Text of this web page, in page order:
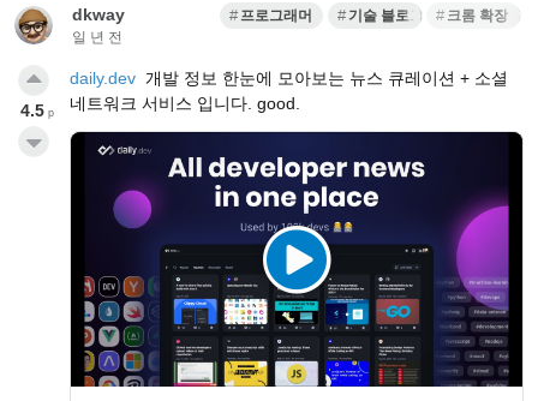
dkway
일 년 전
프로그래머 기술 블로그 크롬 확장 프
daily.dev 개발 정보 한눈에 모아보는 뉴스 큐레이션 + 소셜
네트워크 서비스 입니다. good.
4.5 p